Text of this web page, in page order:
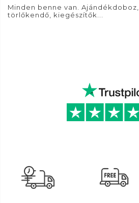
Minden benne van. Ajándékdoboz,
törlőkendő, kiegészítők...